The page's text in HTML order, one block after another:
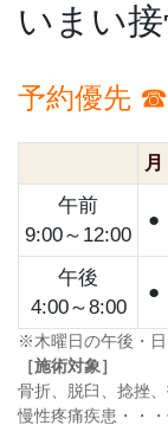
いまい
予約優先 ☎
月
午前
9:00～12:00
●
午後
4:00～8:00
●
※木曜日の午後・日
［施術対象］
骨折、脱臼、捻挫
慢性疼痛疾患・・